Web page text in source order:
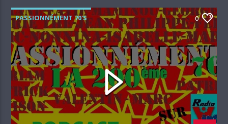
PASSIONNÉMENT 70'S 0